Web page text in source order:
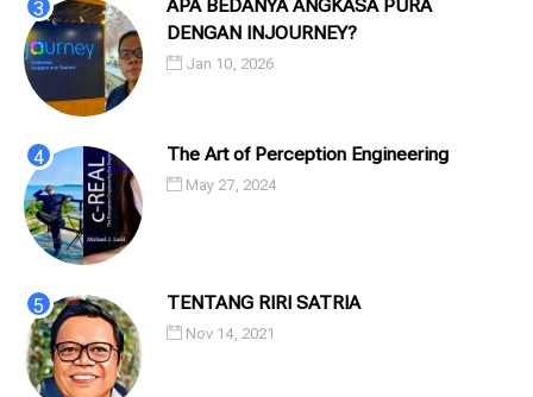
APA BEDANYA ANGKASA PURA
DENGAN INJOURNEY?
Jan 10, 2026
The Art of Perception Engineering
May 27, 2024
TENTANG RIRI SATRIA
Nov 14, 2021